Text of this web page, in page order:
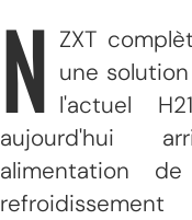
N ZXT
une
l'actuel
aujourd'hui
alimentation